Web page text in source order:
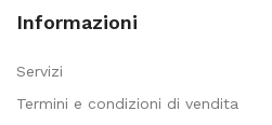
Informazioni
Servizi
Termini e condizioni di vendita